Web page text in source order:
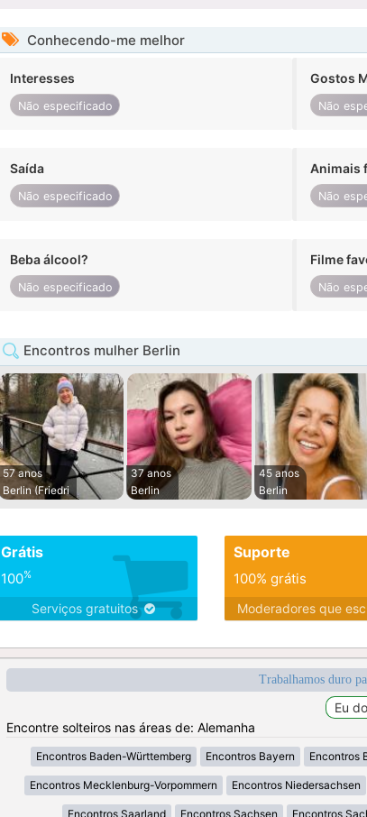
Conhecendo-me melhor
Interesses
Não especificado
Gostos
Não
Saída
Não especificado
Animais
Não
Beba álcool?
Não especificado
Filme
Não
Encontros mulher Berlin
57 anos
Berlin (Friedri
37 anos
Berlin
45 anos
Berlin
Grátis
100%
Serviços gratuitos
Suporte
100% grátis
Moderadores que
Trabalhamos duro
Encontre solteiros nas áreas de: Alemanha
Encontros Baden-Württemberg Encontros Bayern Encontros
Encontros Mecklenburg-Vorpommern Encontros Niedersachsen
Encontros Saarland Encontros Sachsen Encontros